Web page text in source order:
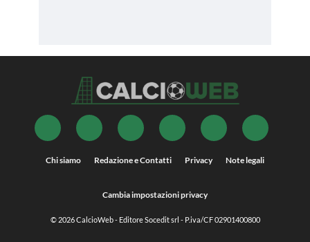
Chi siamo Redazione e Contatti Privacy Note legali
Cambia impostazioni privacy
© 2026CalcioWeb- Editore Socedit srl - P.iva/CF 02901400800